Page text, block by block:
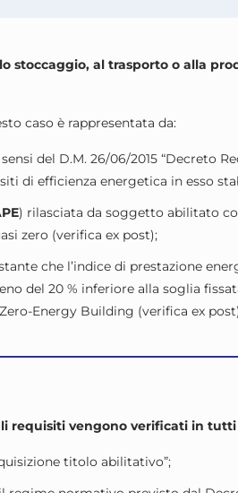
stoccaggio, al trasporto o alla
caso è rappresentata da:
del D.M. 26/06/2015 “Decreto
di efficienza energetica in esso
) rilasciata da soggetto abilitato
zero (verifica ex post);
che l’indice di prestazione
del 20 % inferiore alla soglia
Energy Building (verifica ex
requisiti vengono verificati in
titolo abilitativo”;